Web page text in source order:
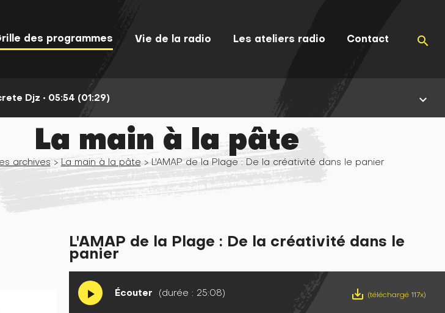
des programmes Vie de la radio Les ateliers radio Contact search
Djz • 05:54 (01:29) keyboard_arrow_down
La main à la pâte
archives > La main à la pâte > L'AMAP de la Plage : De la créativité dans le panier
L'AMAP de la Plage : De la créativité dans le
panier
play_arrow Écouter (durée : 25:08) save_alt (téléchargé 117x)